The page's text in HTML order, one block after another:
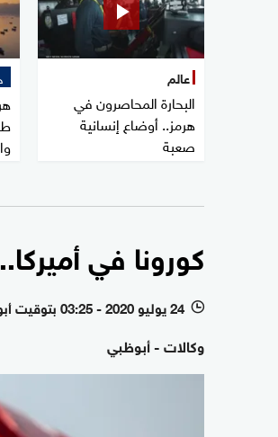
عالم
البحارة المحاصرون في
هرمز.. أوضاع إنسانية
صعبة
كورونا في
l 24 يوليو 2020 - 03:25 بتوقيت أبوظبي
وكالات - أبوظبي